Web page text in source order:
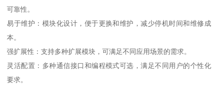
可靠性。
易于维护：模块化设计，便于更换和维护，减少停机时间和维修成
本。
强扩展性：支持多种扩展模块，可满足不同应用场景的需求。
灵活配置：多种通信接口和编程模式可选，满足不同用户的个性化
要求。